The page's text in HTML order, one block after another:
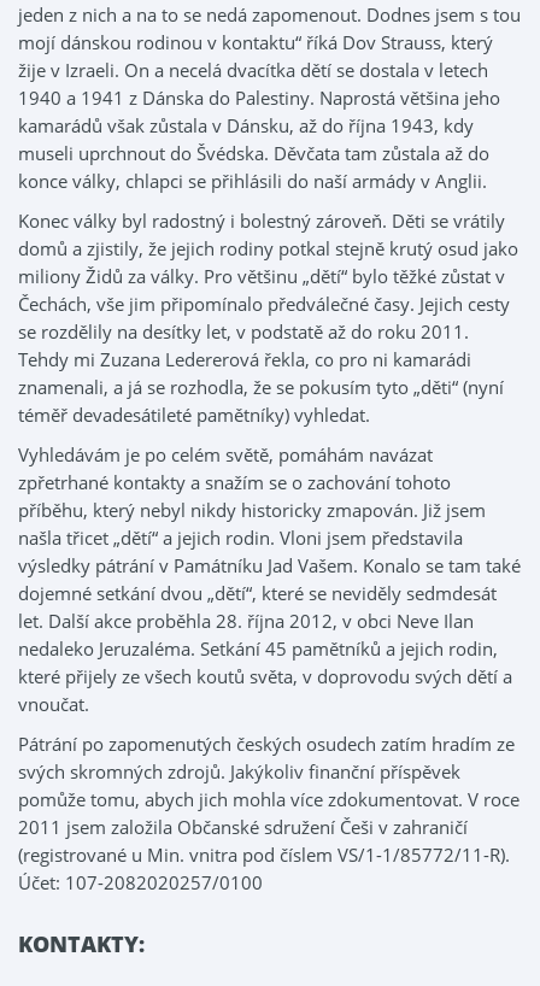
jeden z nich a na to se nedá zapomenout. Dodnes jsem s tou
mojí dánskou rodinou v kontaktu“ říká Dov Strauss, který
žije v Izraeli. On a necelá dvacítka dětí se dostala v letech
1940 a 1941 z Dánska do Palestiny. Naprostá většina jeho
kamarádů však zůstala v Dánsku, až do října 1943, kdy
museli uprchnout do Švédska. Děvčata tam zůstala až do
konce války, chlapci se přihlásili do naší armády v Anglii.
Konec války byl radostný i bolestný zároveň. Děti se vrátily
domů a zjistily, že jejich rodiny potkal stejně krutý osud jako
miliony Židů za války. Pro většinu „dětí“ bylo těžké zůstat v
Čechách, vše jim připomínalo předválečné časy. Jejich cesty
se rozdělily na desítky let, v podstatě až do roku 2011.
Tehdy mi Zuzana Ledererová řekla, co pro ni kamarádi
znamenali, a já se rozhodla, že se pokusím tyto „děti“ (nyní
téměř devadesátileté pamětníky) vyhledat.
Vyhledávám je po celém světě, pomáhám navázat
zpřetrhané kontakty a snažím se o zachování tohoto
příběhu, který nebyl nikdy historicky zmapován. Již jsem
našla třicet „dětí“ a jejich rodin. Vloni jsem představila
výsledky pátrání v Památníku Jad Vašem. Konalo se tam také
dojemné setkání dvou „dětí“, které se neviděly sedmdesát
let. Další akce proběhla 28. října 2012, v obci Neve Ilan
nedaleko Jeruzaléma. Setkání 45 pamětníků a jejich rodin,
které přijely ze všech koutů světa, v doprovodu svých dětí a
vnoučat.
Pátrání po zapomenutých českých osudech zatím hradím ze
svých skromných zdrojů. Jakýkoliv finanční příspěvek
pomůže tomu, abych jich mohla více zdokumentovat. V roce
2011 jsem založila Občanské sdružení Češi v zahraničí
(registrované u Min. vnitra pod číslem VS/1-1/85772/11-R).
Účet: 107-2082020257/0100
KONTAKTY: